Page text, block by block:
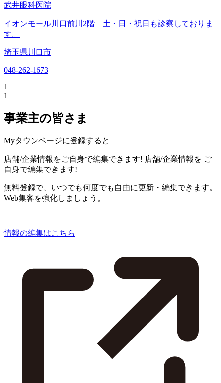
武井眼科医院
イオンモール川口前川2階 土・日・祝日も診察しておりま
す。
埼玉県川口市
048-262-1673
1
1
事業主の皆さま
Myタウンページに登録すると
店舗/企業情報をご自身で編集できます! 店舗/企業情報を ご
自身で編集できます!
無料登録で、いつでも何度でも自由に更新・編集できます。
Web集客を強化しましょう。
情報の編集はこちら